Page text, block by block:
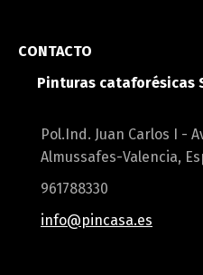
CONTACTO
Pinturas cataforésicas
Pol.Ind. Juan Carlos I -
Almussafes-Valencia,
961788330
info@pincasa.es